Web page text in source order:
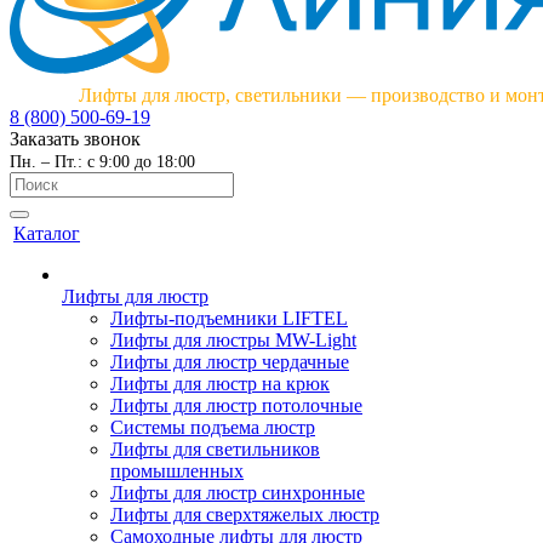
Лифты для люстр, светильники — производство и
8 (800) 500-69-19
Заказать звонок
Пн. – Пт.: с 9:00 до 18:00
Каталог
Лифты для люстр
Лифты-подъемники LIFTEL
Лифты для люстры MW-Light
Лифты для люстр чердачные
Лифты для люстр на крюк
Лифты для люстр потолочные
Системы подъема люстр
Лифты для светильников
промышленных
Лифты для люстр синхронные
Лифты для сверхтяжелых люстр
Самоходные лифты для люстр